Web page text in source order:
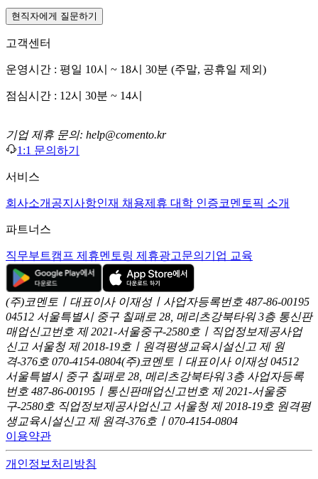
현직자에게 질문하기
고객센터
운영시간 : 평일 10시 ~ 18시 30분 (주말, 공휴일 제외)
점심시간 : 12시 30분 ~ 14시
기업 제휴 문의: help@comento.kr
1:1 문의하기
서비스
회사소개 공지사항인재 채용제휴 대학 인증코멘토픽 소개
파트너스
직무부트캠프 제휴멘토링 제휴광고문의 기업 교육
(주)코멘토ㅣ대표이사 이재성ㅣ사업자등록번호 487-86-00195
04512 서울특별시 중구 칠패로 28, 메리츠강북타워 3층 통신판
매업신고번호 제 2021-서울중구-2580호ㅣ직업정보제공사업
신고 서울청 제 2018-19호ㅣ원격평생교육시설신고 제 원
격-376호 070-4154-0804(주)코멘토ㅣ대표이사 이재성 04512
서울특별시 중구 칠패로 28, 메리츠강북타워 3층 사업자등록
번호 487-86-00195ㅣ통신판매업신고번호 제 2021-서울중
구-2580호 직업정보제공사업신고 서울청 제 2018-19호 원격평
생교육시설신고 제 원격-376호ㅣ070-4154-0804
이용약관
개인정보처리방침